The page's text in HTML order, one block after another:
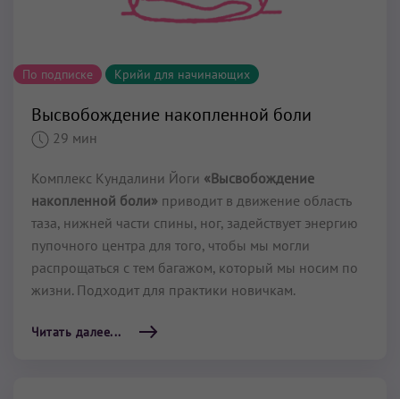
По подписке Крийи для начинающих
Высвобождение накопленной боли
29 мин
Комплекс Кундалини Йоги «Высвобождение
накопленной боли» приводит в движение область
таза, нижней части спины, ног, задействует энергию
пупочного центра для того, чтобы мы могли
распрощаться с тем багажом, который мы носим по
жизни. Подходит для практики новичкам.
Читать далее...